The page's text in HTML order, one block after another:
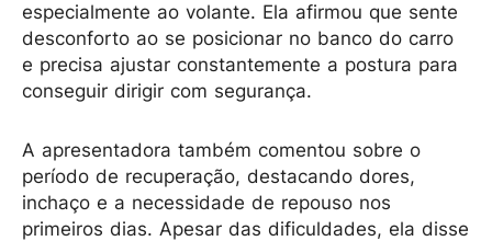
especialmente ao volante. Ela afirmou que sente
desconforto ao se posicionar no banco do carro
e precisa ajustar constantemente a postura para
conseguir dirigir com segurança.
A apresentadora também comentou sobre o
período de recuperação, destacando dores,
inchaço e a necessidade de repouso nos
primeiros dias. Apesar das dificuldades, ela disse